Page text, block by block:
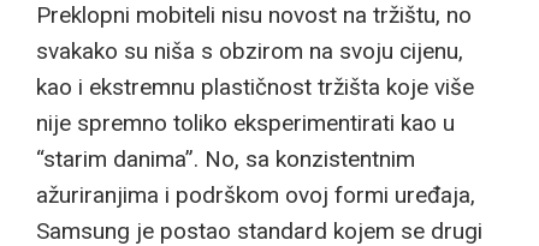
Preklopni mobiteli nisu novost na tržištu, no
svakako su niša s obzirom na svoju cijenu,
kao i ekstremnu plastičnost tržišta koje više
nije spremno toliko eksperimentirati kao u
“starim danima”. No, sa konzistentnim
ažuriranjima i podrškom ovoj formi uređaja,
Samsung je postao standard kojem se drugi